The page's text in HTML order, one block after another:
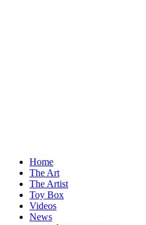
Home
The Art
The Artist
Toy Box
Videos
News